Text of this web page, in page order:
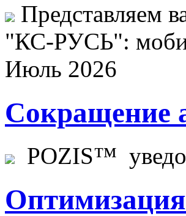
Представляем
"КС-РУСЬ":
Июль 2026
Сокращение
POZIS™